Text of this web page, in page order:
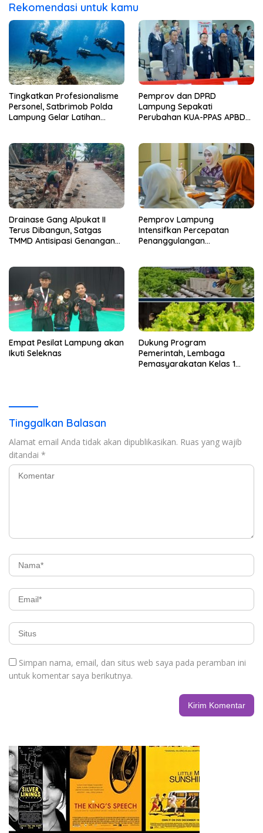
Rekomendasi untuk kamu
Tingkatkan Profesionalisme
Personel, Satbrimob Polda
Lampung Gelar Latihan
Pemprov dan DPRD
Lampung Sepakati
Perubahan KUA-PPAS APBD
Drainase Gang Alpukat II
Terus Dibangun, Satgas
TMMD Antisipasi Genangan
Pemprov Lampung
Intensifkan Percepatan
Penanggulangan
Empat Pesilat Lampung akan
Ikuti Seleknas
Dukung Program
Pemerintah, Lembaga
Pemasyarakatan Kelas 1
Tinggalkan Balasan
Alamat email Anda tidak akan dipublikasikan. Ruas yang wajib
ditandai *
Simpan nama, email, dan situs web saya pada peramban ini
untuk komentar saya berikutnya.